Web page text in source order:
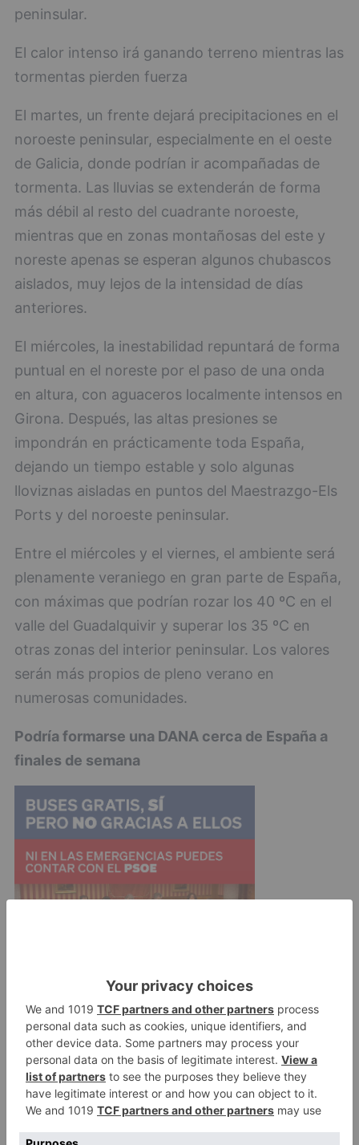
peninsular.
El calor intenso irá ganando terreno mientras las
tormentas pierden fuerza
El martes, un frente dejará precipitaciones en el
noroeste peninsular, especialmente en el oeste
de Galicia, donde podrían ir acompañadas de
tormenta. Las lluvias se extenderán de forma
más débil al resto del cuadrante noroeste,
mientras que en zonas montañosas del este y
noreste apenas se esperan algunos chubascos
aislados, muy lejos de la intensidad de días
anteriores.
El miércoles, la inestabilidad repuntará de forma
puntual en el noreste por el paso de una onda
en altura, con aguaceros localmente intensos en
Girona. Después, las altas presiones se
impondrán en prácticamente toda España,
dejando un tiempo estable y solo algunas
lloviznas aisladas en puntos del Maestrazgo-Els
Ports y del noroeste peninsular.
Entre el miércoles y el viernes, el ambiente será
plenamente veraniego en gran parte de España,
con máximas que podrían rozar los 40 ºC en el
valle del Guadalquivir y superar los 35 ºC en
otras zonas del interior peninsular. Los valores
serán más propios de pleno verano en
numerosas comunidades.
Podría formarse una DANA cerca de España a
finales de semana
La evolución del tiempo de cara al final de la
semana sigue siendo incierta. Los principales
modelos meteorológicos contemplan la posible
formación de una DANA cerca de la Península.
Dependiendo de su posición final, podría
traducirse en tormentas intensas que a día de